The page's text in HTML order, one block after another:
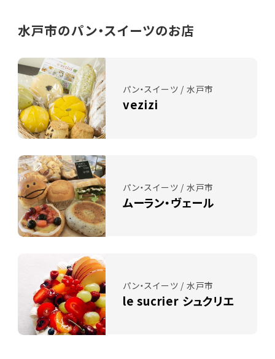
水戸市のパン・スイーツのお店
パン・スイーツ / 水戸市
vezizi
パン・スイーツ / 水戸市
ムーラン・ヴェール
パン・スイーツ / 水戸市
le sucrier シュクリエ